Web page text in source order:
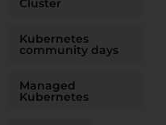
Cluster
Kubernetes
community days
Managed
Kubernetes